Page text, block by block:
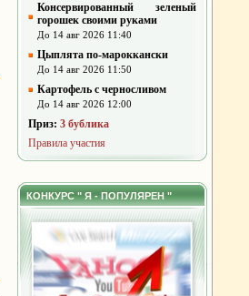
Консервированный зеленый
горошек своими руками
До 14 авг 2026 11:40
Цыплята по-мароккански
До 14 авг 2026 11:50
Картофель с черносливом
До 14 авг 2026 12:00
Приз: 3 бублика
Правила участия
КОНКУРС " Я - ПОПУЛЯРЕН "